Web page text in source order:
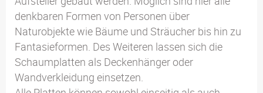
denkbaren Formen von Personen über
Naturobjekte wie Bäume und Sträucher bis hin zu
Fantasieformen. Des Weiteren lassen sich die
Schaumplatten als Deckenhänger oder
Wandverkleidung einsetzen.